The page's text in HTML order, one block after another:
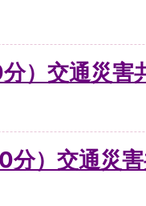
）交通災害
分）交通災